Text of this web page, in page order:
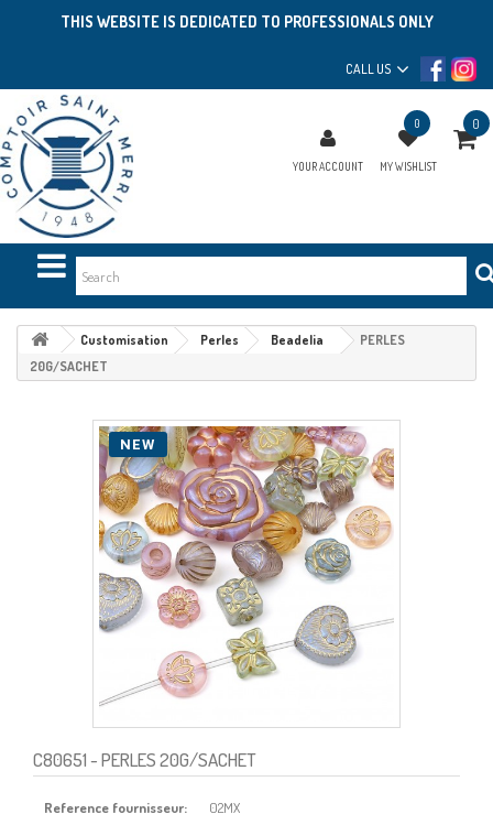
THIS WEBSITE IS DEDICATED TO PROFESSIONALS ONLY
CALL US
YOUR ACCOUNT
0
MY WISHLIST
0
Customisation Perles Beadelia
PERLES
20G/SACHET
NEW
C80651- PERLES 20G/SACHET
Reference fournisseur: 02MX